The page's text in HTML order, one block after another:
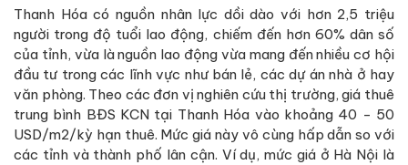
Thanh Hóa có nguồn nhân lực dồi dào với hơn 2,5 triệu
người trong độ tuổi lao động, chiếm đến hơn 60% dân số
của tỉnh, vừa là nguồn lao động vừa mang đến nhiều cơ hội
đầu tư trong các lĩnh vực như bán lẻ, các dự án nhà ở hay
văn phòng. Theo các đơn vị nghiên cứu thị trường, giá thuê
trung bình BĐS KCN tại Thanh Hóa vào khoảng 40 - 50
USD/m2/kỳ hạn thuê. Mức giá này vô cùng hấp dẫn so với
các tỉnh và thành phố lân cận. Ví dụ, mức giá ở Hà Nội là